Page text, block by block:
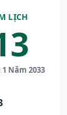
LỊCH
Năm 2033